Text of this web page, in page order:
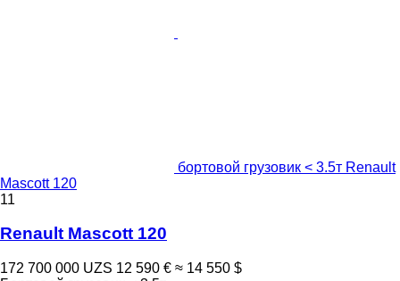
бортовой грузовик < 3.5т Renault
Mascott 120
11
Renault Mascott 120
172 700 000 UZS 12 590 € ≈ 14 550 $